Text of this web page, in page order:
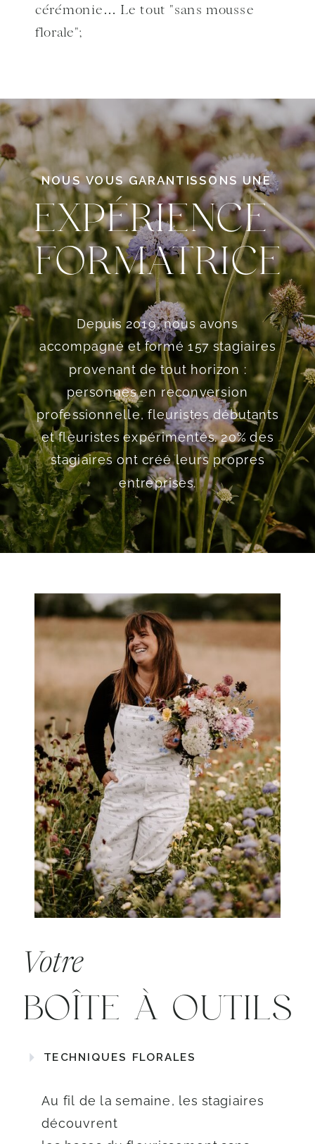
cérémonie… Le tout "sans mousse
florale";
Depuis 2019, nous avons
accompagné et formé 157 stagiaires
provenant de tout horizon :
personnes en reconversion
professionnelle, fleuristes débutants
et fleuristes expérimentés. 20% des
stagiaires ont créé leurs propres
entreprises.
NOUS VOUS GARANTISSONS UNE
EXPÉRIENCE
FORMATRICE
TECHNIQUES FLORALES
Au fil de la semaine, les stagiaires
découvrent
Votre
BOÎTE À OUTILS